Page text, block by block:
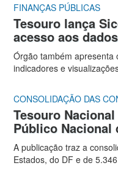
FINANÇAS PÚBLICAS
Tesouro lança
acesso aos
Órgão também apresenta
indicadores e
CONSOLIDAÇÃO DAS
Tesouro
Público Nacional
A publicação traz a
Estados, do DF e de